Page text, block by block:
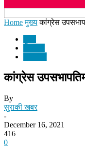
Home मुख्य कांग्रेस
कांग्रेस
By
सुराकी खबर
-
December 16, 2021
416
0